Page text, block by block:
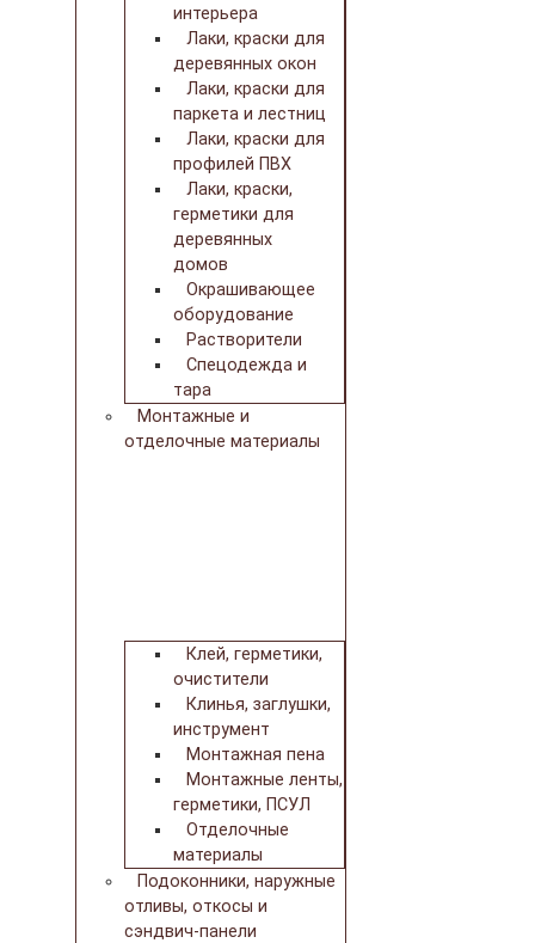
интерьера
Лаки, краски для
деревянных окон
Лаки, краски для
паркета и лестниц
Лаки, краски для
профилей ПВХ
Лаки, краски,
герметики для
деревянных
домов
Окрашивающее
оборудование
Растворители
Спецодежда и
тара
Монтажные и
отделочные материалы
Клей, герметики,
очистители
Клинья, заглушки,
инструмент
Монтажная пена
Монтажные ленты,
герметики, ПСУЛ
Отделочные
материалы
Подоконники, наружные
отливы, откосы и
сэндвич-панели